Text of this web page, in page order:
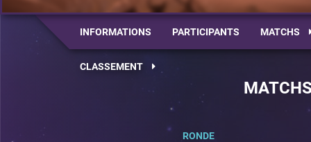
INFORMATIONS PARTICIPANTS MATCHS
CLASSEMENT
RONDE